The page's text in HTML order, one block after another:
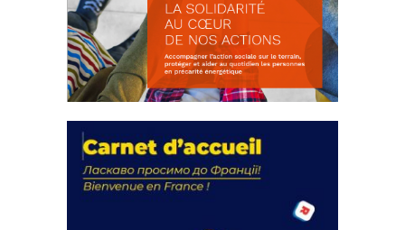
actions
18 septembre 2023
FEUILLETER